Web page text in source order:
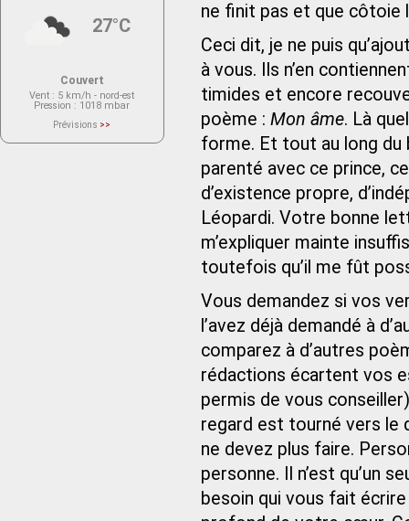
ne finit pas et que côtoie
Ceci dit, je ne puis
à vous. Ils n’en
timides et encore
poème : Mon âme. Là
forme. Et tout au long
parenté avec ce prince,
d’existence propre,
Léopardi. Votre bonne
m’expliquer mainte
toutefois qu’il me fût
Vous demandez si vos
l’avez déjà demandé à
comparez à d’autres
rédactions écartent vos
permis de vous
regard est tourné vers le
ne devez plus faire.
personne. Il n’est qu’un
besoin qui vous fait écrire
27°C
Couvert
Vent : 5 km/h - nord-est
Pression : 1018 mbar
Prévisions >>
actuellement aucune prévision